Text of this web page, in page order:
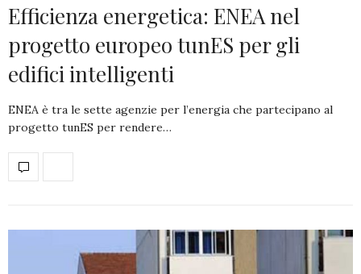
Efficienza energetica: ENEA nel
progetto europeo tunES per gli
edifici intelligenti
ENEA è tra le sette agenzie per l’energia che partecipano al
progetto tunES per rendere…